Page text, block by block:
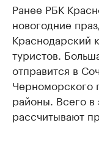
Ранее РБК
новогодние
Краснодарский
туристов.
отправится в
Черноморского
районы. Всего в
рассчитывают